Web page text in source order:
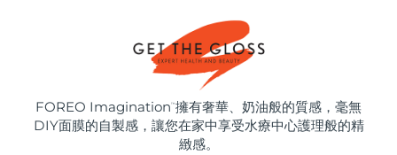
FOREO Imagination ™ 擁有奢華、奶油般的質感，毫無
DIY面膜的自製感，讓您在家中享受水療中心護理般的精
緻感。